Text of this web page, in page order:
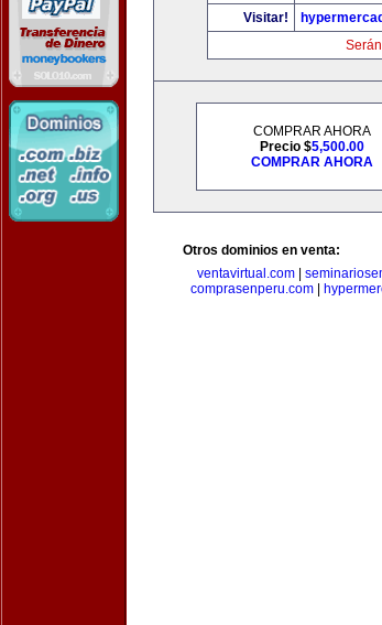
Visitar!
COMPRAR AHORA
Precio $5,500.00
COMPRAR AHORA
Otros dominios en venta:
ventavirtual.com
comprasenperu.com